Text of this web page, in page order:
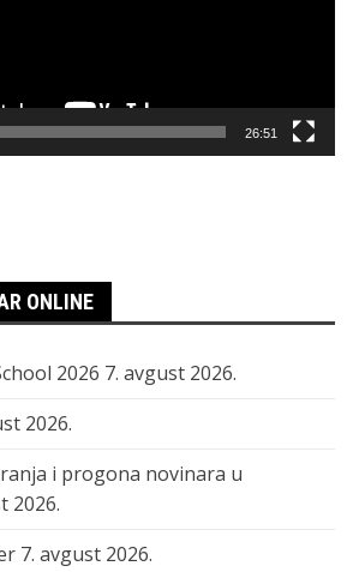
26:51
ONLINE
2026 7. avgust 2026.
2026.
i progona novinara u
2026.
7. avgust 2026.